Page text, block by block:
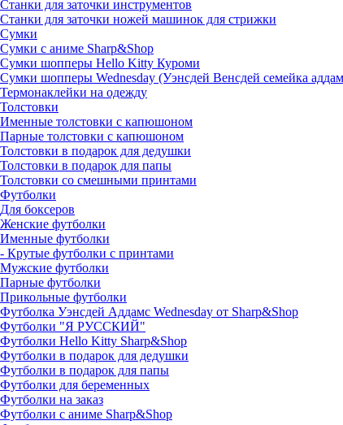
Станки для заточки инструментов
Станки для заточки ножей машинок для стрижки
Сумки
Сумки с аниме Sharp&Shop
Сумки шопперы Hello Kitty Куроми
Сумки шопперы Wednesday (Уэнсдей Венсдей семейка
Термонаклейки на одежду
Толстовки
Именные толстовки с капюшоном
Парные толстовки с капюшоном
Толстовки в подарок для дедушки
Толстовки в подарок для папы
Толстовки со смешными принтами
Футболки
Для боксеров
Женские футболки
Именные футболки
- Крутые футболки с принтами
Мужские футболки
Парные футболки
Прикольные футболки
Футболка Уэнсдей Аддамс Wednesday от Sharp&Shop
Футболки "Я РУССКИЙ"
Футболки Hello Kitty Sharp&Shop
Футболки в подарок для дедушки
Футболки в подарок для папы
Футболки для беременных
Футболки на заказ
Футболки с аниме Sharp&Shop